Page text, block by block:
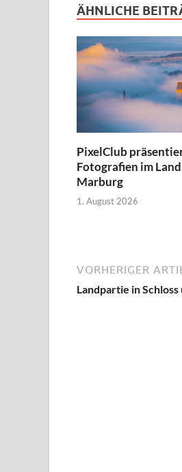
ÄHNLICHE
PixelClub
Fotografien im
Marburg
1. August 2026
VORHERIGER
Landpartie in